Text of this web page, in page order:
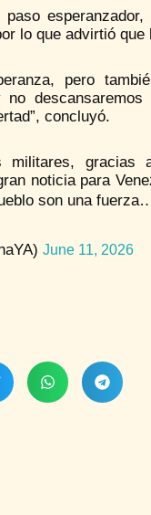
lo que advirtió
pero
concluyó.
gracias
noticia para
son una
June 11, 2026